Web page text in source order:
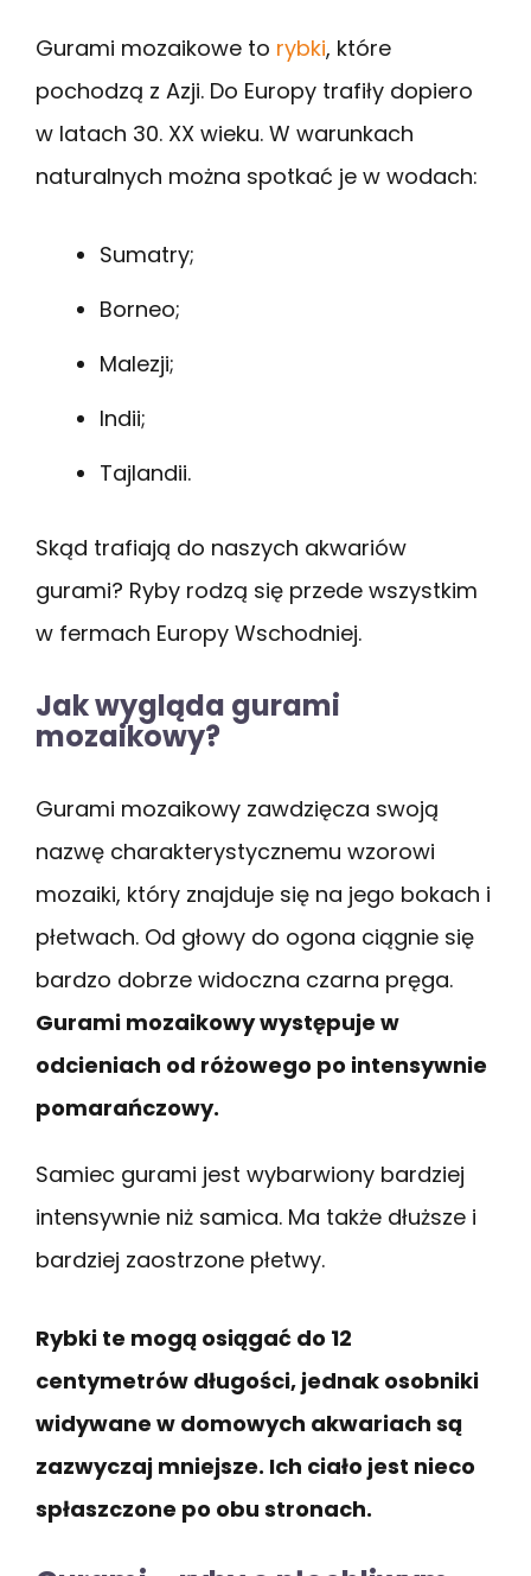
Gurami mozaikowe to rybki, które
pochodzą z Azji. Do Europy trafiły dopiero
w latach 30. XX wieku. W warunkach
naturalnych można spotkać je w wodach:
Sumatry;
Borneo;
Malezji;
Indii;
Tajlandii.
Skąd trafiają do naszych akwariów
gurami? Ryby rodzą się przede wszystkim
w fermach Europy Wschodniej.
Jak wygląda gurami
mozaikowy?
Gurami mozaikowy zawdzięcza swoją
nazwę charakterystycznemu wzorowi
mozaiki, który znajduje się na jego bokach i
płetwach. Od głowy do ogona ciągnie się
bardzo dobrze widoczna czarna pręga.
Gurami mozaikowy występuje w
odcieniach od różowego po intensywnie
pomarańczowy.
Samiec gurami jest wybarwiony bardziej
intensywnie niż samica. Ma także dłuższe i
bardziej zaostrzone płetwy.
Rybki te mogą osiągać do 12
centymetrów długości, jednak osobniki
widywane w domowych akwariach są
zazwyczaj mniejsze. Ich ciało jest nieco
spłaszczone po obu stronach.